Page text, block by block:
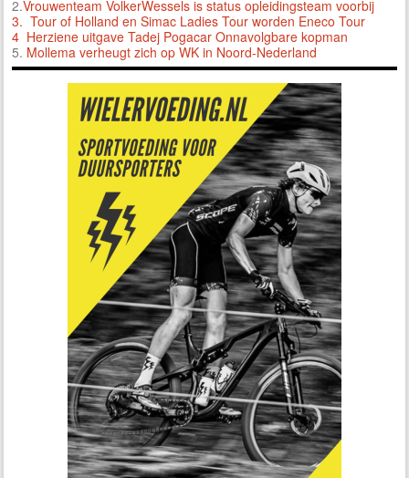
2.Vrouwenteam VolkerWessels is status opleidingsteam voorbij
3. Tour of Holland en Simac Ladies Tour worden Eneco Tour
4 Herziene uitgave Tadej Pogacar Onnavolgbare kopman
5. Mollema verheugt zich op WK in Noord-Nederland